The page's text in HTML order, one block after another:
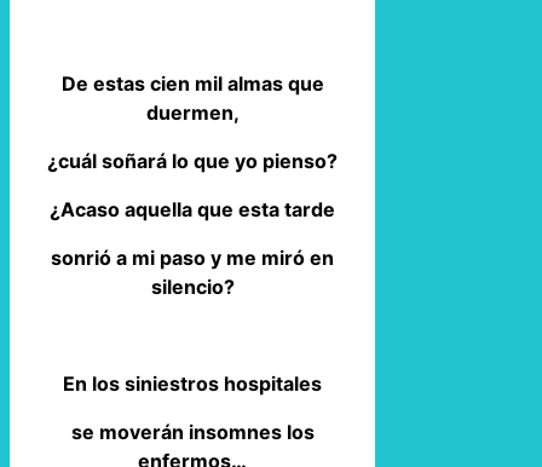
De estas cien mil almas que
duermen,
¿cuál soñará lo que yo pienso?
¿Acaso aquella que esta tarde
sonrió a mi paso y me miró en
silencio?
En los siniestros hospitales
se moverán insomnes los
enfermos…